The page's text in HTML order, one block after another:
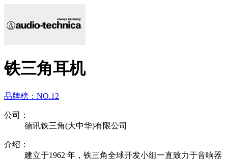
铁三角耳机
品牌榜： NO.12
公司：
德讯铁三角(大中华)有限公司
介绍：
建立于1962 年，铁三角全球开发小组一直致力于音响器